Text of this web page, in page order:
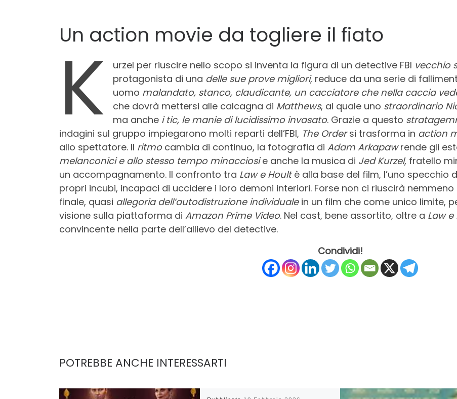
Un action movie da togliere il fiato
K urzel per riuscire nello scopo si inventa la figura di un detective FBI vecchio
protagonista di una delle sue prove migliori, reduce da una serie di
uomo malandato, stanco, claudicante, un cacciatore che nella caccia
che dovrà mettersi alle calcagna di Matthews, al quale uno straordinario
ma anche i tic, le manie di lucidissimo invasato. Grazie a questo
indagini sul gruppo impiegarono molti reparti dell’FBI, The Ordersi trasforma in action
allo spettatore. Il ritmocambia di continuo, la fotografia di Adam Arkapawrende gli
melanconici e allo stesso tempo minacciosie anche la musica di Jed Kurzel, fratello
un accompagnamento. Il confronto tra Law e Houltè alla base del film, l’uno specchio
propri incubi, incapaci di uccidere i loro demoni interiori. Forse non ci riuscirà
finale, quasi allegoria dell’autodistruzione individualein un film che come unico limite,
visione sulla piattaforma di Amazon Prime Video. Nel cast, bene assortito, oltre a Law e
convincente nella parte dell’allievo del detective.
Condividi!
POTREBBE ANCHE INTERESSARTI